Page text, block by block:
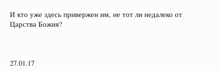
И кто уже здесь привержен им, не тот ли недалеко от
Царства Божия?
27.01.17